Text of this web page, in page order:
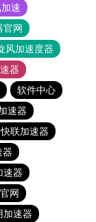
速
官网
风加速度器
器
软件中心
速器
快联加速器
器
速器
网
加速器